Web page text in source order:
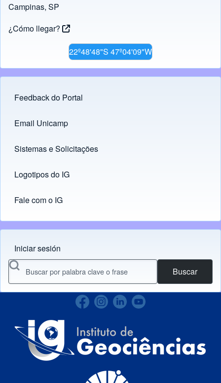
Campinas, SP
¿Cómo llegar?
22º48'48"S 47º04'09"W
Footer menu
Feedback do Portal
Links
Email Unicamp
(opens in new tab)
Sistemas e Solicitações
(opens in new tab)
Logotipos do IG
(opens in new tab)
Fale com o IG
Menu do usuário
Iniciar sesión
Buscar